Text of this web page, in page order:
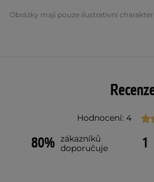
Obrázky mají pouze ilustrativní charakter.
Hodnocení: 4
80% zákazníků
doporučuje
1